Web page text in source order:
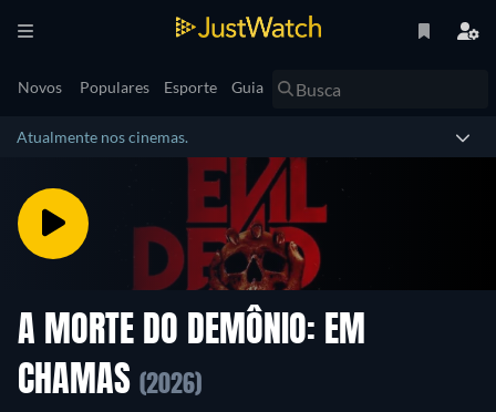
Novos Populares Esporte Guia
Atualmente nos cinemas.
A MORTE DO DEMÔNIO: EM
CHAMAS (2026)